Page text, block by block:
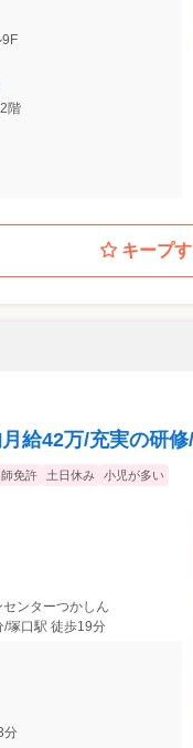
階
キープ
給42万/充実の研修
免許 土日休み 小児が多い
ンターつかしん
塚口駅 徒歩19分
分